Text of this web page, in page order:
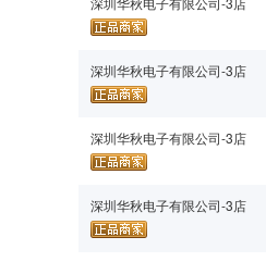
深圳华秋电子有限公司-3店
深圳华秋电子有限公司-3店
深圳华秋电子有限公司-3店